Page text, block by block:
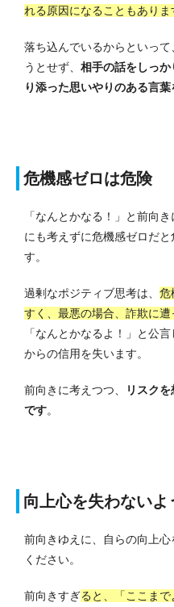
れる原因になることもありま
落ち込んでいるからといっ
うとせず、 相手の話をしっ
り添った思いやりのある言葉
危機感ゼロは危険
「なんとかなる！」と前向
にも考えずに危機感ゼロだ
す。
過剰なポジティブ思考は、 危
すく、最悪の場合、詐欺に
「なんとかなるよ！」と公
からの信用を失います。
前向きに考えつつ、
リスク
です。
向上心を失わないよ
前向きゆえに、自らの向上
ください。
前向きすぎると、「ここま